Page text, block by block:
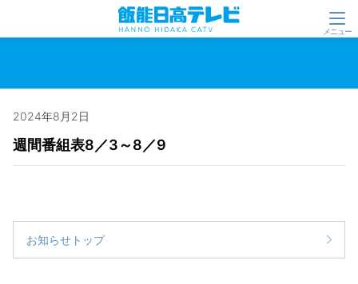
2024年8月2日
週間番組表8／3～8／9
お知らせトップ